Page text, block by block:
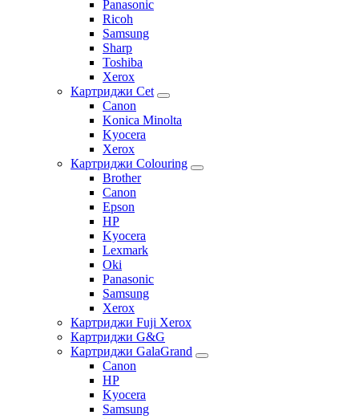
Panasonic
Ricoh
Samsung
Sharp
Toshiba
Xerox
Картриджи Cet
Canon
Konica Minolta
Kyocera
Xerox
Картриджи Colouring
Brother
Canon
Epson
HP
Kyocera
Lexmark
Oki
Panasonic
Samsung
Xerox
Картриджи Fuji Xerox
Картриджи G&G
Картриджи GalaGrand
Canon
HP
Kyocera
Samsung